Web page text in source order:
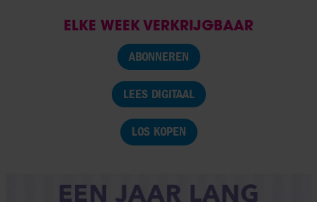
ELKE WEEK VERKRIJGBAAR
ABONNEREN
LEES DIGITAAL
LOS KOPEN